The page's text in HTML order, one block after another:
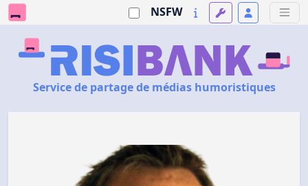
NSFW
Service de partage de médias humoristiques